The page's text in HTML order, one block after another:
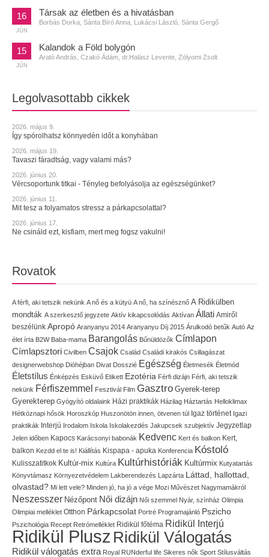
16
JÚN
Társak az életben és a hivatásban
Borbás Dorka, Sánta Bíró Anna, Lukácsi László, Sánta Gergő
15
JÚN
Kalandok a Föld bolygón
Arató András, Czakó Ádám, dr.Halász Levente, Zólyomi Zsolt
Legolvasottabb cikkek
2026. május 9.
Így spórolhatsz könnyedén időt a konyhában
2026. május 19.
Tavaszi fáradtság, vagy valami más?
2026. június 20.
Vércsoportunk titkai - Tényleg befolyásolja az egészségünket?
2026. június 11.
Mit tesz a folyamatos stressz a párkapcsolattal?
2026. június 17.
Ne csináld ezt, kisfiam, mert meg fogsz vakulni!
Rovatok
A férfi, aki tetszik nekünk A nő és a kütyü A nő, ha színésznő A Ridikülben
mondták A szerkesztő jegyzete Aktív kikapcsolódás Aktívan Állati Amiről
beszélünk Apropó Aranyanyu 2014 Aranyanyu Díj 2015 Árulkodó betűk Autó Az
élet írta B2W Baba-mama Barangolás Bűnüldözők Címlapon
Címlapsztori Civilben Csajok Család Családi kirakós Csillagászat
designerwebshop Dióhéjban Divat Dosszié Egészség Életmesék Életmód
Életstílus Énképzés Esküvő Etikett Ezotéria Férfi dizájn Férfi, aki tetszik
nekünk Férfiszemmel Fesztivál Film Gasztro Gyerek-terep
Gyerekterep Gyógyító oldalaink Házi praktikák Házilag Háztartás Helloklimax
Hétköznapi hősök Horoszkóp Huszonötön innen, ötvenen túl Igaz történet Igazi
praktikák Interjú Irodalom Iskola Iskolakezdés Jakupcsek szubjektív Jegyzetlap
Jelen időben Kapocs Karácsonyi babonák Kedvenc Kert és balkon Kert,
balkon Kezdd el te is! Kiállítás Kispapa - apuka Konferencia Kóstoló
Kulisszatitkok Kultúr-mix Kultúra Kultúrhistóriák Kultúrmix Kutyatartás
Könyvtámasz Környezetvédelem Lakberendezés Lapzárta
Láttad, hallottad,
olvastad? Mi lett vele? Minden jó, ha jó a vége Mozi Művészet Nagymamákról
Neszesszer Nézőpont Női dizájn Női szemmel Nyár, színház Olimpia
Olimpiai melléklet Otthon Párkapcsolat Portré Programajánló Pszicho
Pszichológia Recept Retrómelléklet Ridikül főtéma Ridikül Interjú
Ridikül Plusz Ridikül Válogatás
Ridikül válogatás extra Royal RUNderful life Sikeres nők Sport Stílusváltás